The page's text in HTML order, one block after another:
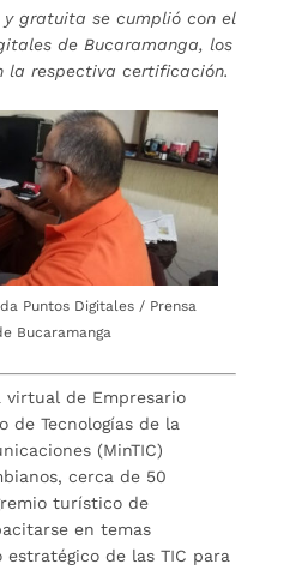
gratuita se cumplió con el
de Bucaramanga, los
la respectiva certificación.
Puntos Digitales / Prensa
Bucaramanga
de Empresario
de Tecnologías de la
(MinTIC)
cerca de 50
turístico de
en temas
de las TIC para